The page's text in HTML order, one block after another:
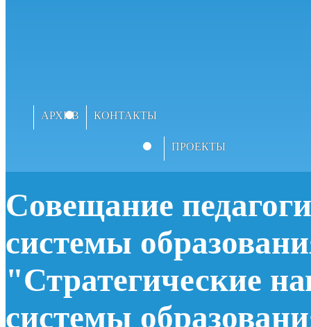
АРХИВ КОНТАКТЫ
ПРОЕКТЫ
Совещание
системы
"Стратегические
системы